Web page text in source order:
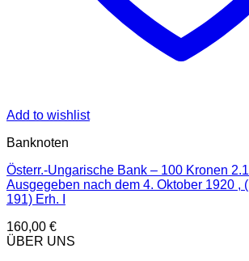
Add to wishlist
Banknoten
Österr.-Ungarische Bank – 100 Kronen
Ausgegeben nach dem 4. Oktober 1920 ,
191) Erh. I
160,00 €
ÜBER UNS